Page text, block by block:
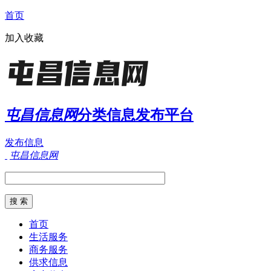
首页
加入收藏
屯昌信息网分类信息发布平台
发布信息
屯昌信息网
首页
生活服务
商务服务
供求信息